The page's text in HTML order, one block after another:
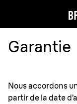
Garantie
Nous accordons
partir de la date